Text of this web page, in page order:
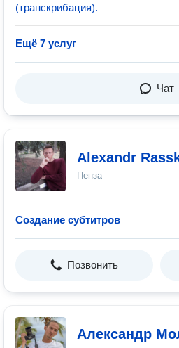
(транскрибация).
Ещё 7 услуг
Чат
Alexandr
Пенза
Создание субтитров
Позвонить
Александр